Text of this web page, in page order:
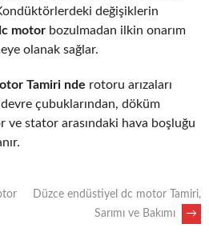
değişiklerin
motor bozulmadan ilkin onarım
olanak sağlar.
Tamiri nde rotoru arızaları
çubuklarından, döküm
ve stator arasındaki hava boşluğu
Düzce endüstiyel dc motor Tamiri,
Sarımı ve Bakımı
→